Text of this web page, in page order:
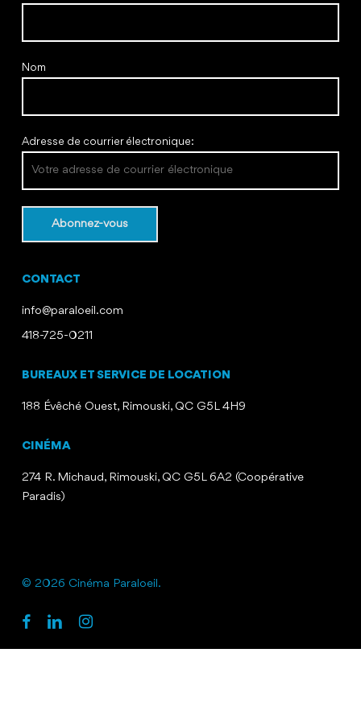
Nom
Adresse de courrier électronique:
CONTACT
info@paraloeil.com
418-725-0211
BUREAUX ET SERVICE DE LOCATION
188 Évêché Ouest, Rimouski, QC G5L 4H9
CINÉMA
274 R. Michaud, Rimouski, QC G5L 6A2 (Coopérative
Paradis)
© 2026 Cinéma Paraloeil.